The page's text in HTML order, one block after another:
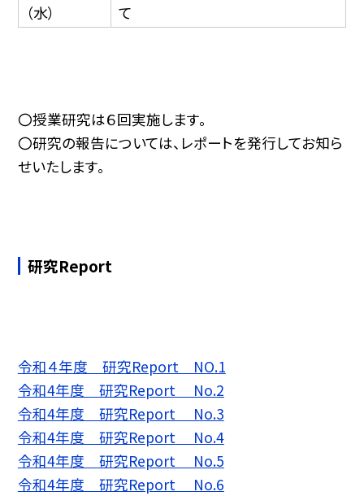
（水）
て
〇授業研究は６回実施します。
〇研究の報告については、レポートを発行してお知ら
せいたします。
研究Report
令和４年度 研究Report NO.1
令和4年度 研究Report No.2
令和4年度 研究Report No.3
令和4年度 研究Report No.4
令和4年度 研究Report No.5
令和4年度 研究Report No.6